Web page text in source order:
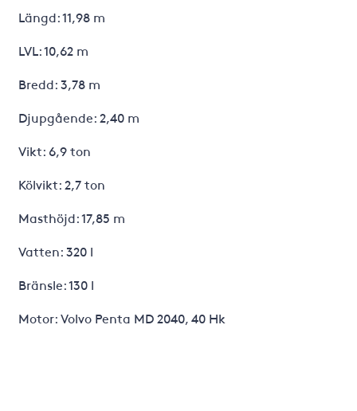
Längd: 11,98 m
LVL: 10,62 m
Bredd: 3,78 m
Djupgående: 2,40 m
Vikt: 6,9 ton
Kölvikt: 2,7 ton
Masthöjd: 17,85 m
Vatten: 320 l
Bränsle: 130 l
Motor: Volvo Penta MD 2040, 40 Hk